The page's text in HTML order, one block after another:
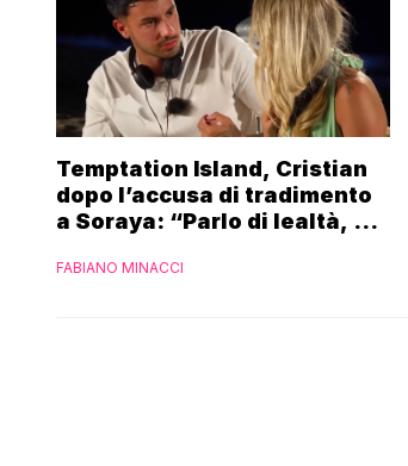
Temptation Island, Cristian
dopo l’accusa di tradimento
a Soraya: “Parlo di lealtà, ma
FABIANO MINACCI